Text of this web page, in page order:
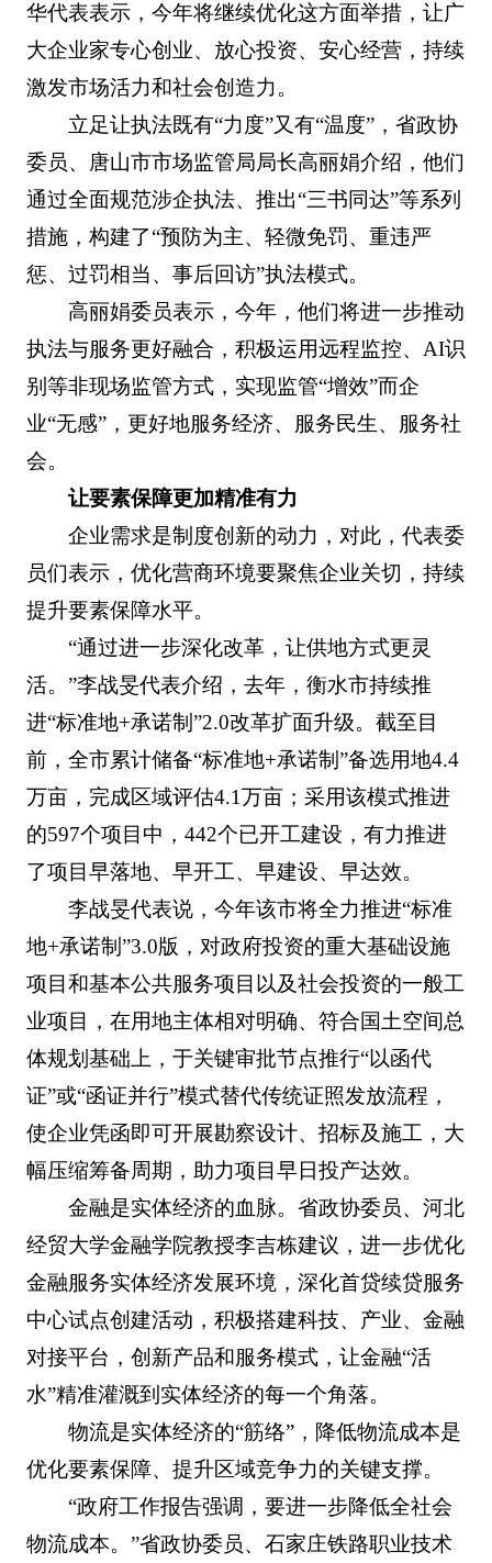
华代表表示，今年将继续优化这方面举措，让广
大企业家专心创业、放心投资、安心经营，持续
激发市场活力和社会创造力。
立足让执法既有“力度”又有“温度”，省政协
委员、唐山市市场监管局局长高丽娟介绍，他们
通过全面规范涉企执法、推出“三书同达”等系列
措施，构建了“预防为主、轻微免罚、重违严
惩、过罚相当、事后回访”执法模式。
高丽娟委员表示，今年，他们将进一步推动
执法与服务更好融合，积极运用远程监控、AI识
别等非现场监管方式，实现监管“增效”而企
业“无感”，更好地服务经济、服务民生、服务社
会。
让要素保障更加精准有力
企业需求是制度创新的动力，对此，代表委
员们表示，优化营商环境要聚焦企业关切，持续
提升要素保障水平。
“通过进一步深化改革，让供地方式更灵
活。”李战旻代表介绍，去年，衡水市持续推
进“标准地+承诺制”2.0改革扩面升级。截至目
前，全市累计储备“标准地+承诺制”备选用地4.4
万亩，完成区域评估4.1万亩；采用该模式推进
的597个项目中，442个已开工建设，有力推进
了项目早落地、早开工、早建设、早达效。
李战旻代表说，今年该市将全力推进“标准
地+承诺制”3.0版，对政府投资的重大基础设施
项目和基本公共服务项目以及社会投资的一般工
业项目，在用地主体相对明确、符合国土空间总
体规划基础上，于关键审批节点推行“以函代
证”或“函证并行”模式替代传统证照发放流程，
使企业凭函即可开展勘察设计、招标及施工，大
幅压缩筹备周期，助力项目早日投产达效。
金融是实体经济的血脉。省政协委员、河北
经贸大学金融学院教授李吉栋建议，进一步优化
金融服务实体经济发展环境，深化首贷续贷服务
中心试点创建活动，积极搭建科技、产业、金融
对接平台，创新产品和服务模式，让金融“活
水”精准灌溉到实体经济的每一个角落。
物流是实体经济的“筋络”，降低物流成本是
优化要素保障、提升区域竞争力的关键支撑。
“政府工作报告强调，要进一步降低全社会
物流成本。”省政协委员、石家庄铁路职业技术